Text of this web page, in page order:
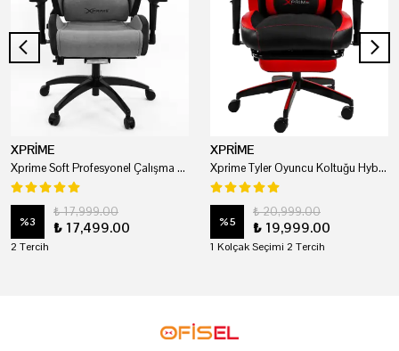
XPRİME
Xprime Soft Profesyonel Çalışma Ve Oyuncu Koltuğu
%3
₺ 17,999.00
₺ 17,499.00
2 Tercih
XPRİME
Xprime Tyler Oyuncu Koltuğu Hybrid Kumaş Kırmızı
%5
₺ 20,999.00
₺ 19,999.00
1 Kolçak Seçimi 2 Tercih